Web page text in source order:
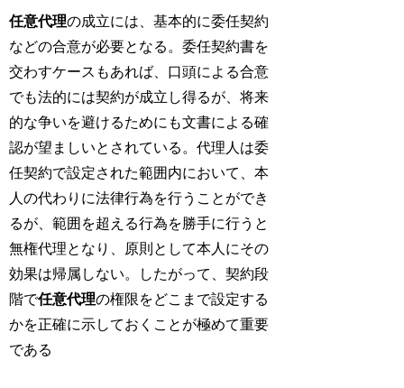
任意代理の成立には、基本的に委任契約
などの合意が必要となる。委任契約書を
交わすケースもあれば、口頭による合意
でも法的には契約が成立し得るが、将来
的な争いを避けるためにも文書による確
認が望ましいとされている。代理人は委
任契約で設定された範囲内において、本
人の代わりに法律行為を行うことができ
るが、範囲を超える行為を勝手に行うと
無権代理となり、原則として本人にその
効果は帰属しない。したがって、契約段
階で任意代理の権限をどこまで設定する
かを正確に示しておくことが極めて重要
である